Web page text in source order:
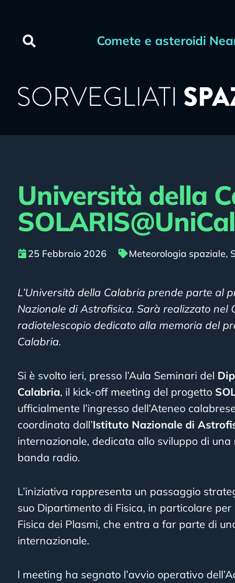
Comete e asteroidi
Università della
SOLARIS@UniCal
25 Febbraio 2026 Meteorologia spaziale,
L’Università della Calabria prende parte al
Nazionale di Astrofisica. Sarà realizzato nel
radiotelescopio dedicato alla memoria del
Calabria.
Si è svolto ieri, presso l’Aula Seminari del
Calabria, il kick-off meeting del progetto
ufficialmente l’ingresso dell’Ateneo
coordinata dall’Istituto Nazionale di
internazionale, dedicata allo sviluppo di
banda radio.
L’iniziativa rappresenta un passaggio
suo Dipartimento di Fisica, in particolare
Fisica dei Plasmi, che entra a far parte di
internazionale.
l meeting ha segnato l’avvio operativo